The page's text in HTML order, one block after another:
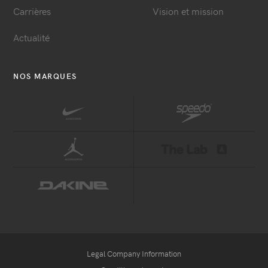
Carrières
Actualité
Vision et mission
NOS MARQUES
Legal Company Information